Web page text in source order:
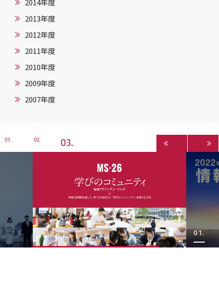
2014年度
2013年度
2012年度
2011年度
2010年度
2009年度
2007年度
1 2 3